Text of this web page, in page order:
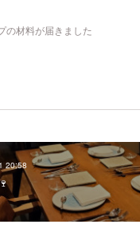
の材料が届きました
20:58